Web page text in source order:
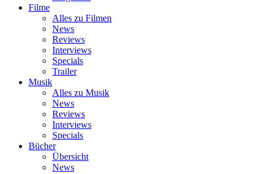
Filme
Alles zu Filmen
News
Reviews
Interviews
Specials
Trailer
Musik
Alles zu Musik
News
Reviews
Interviews
Specials
Bücher
Übersicht
News